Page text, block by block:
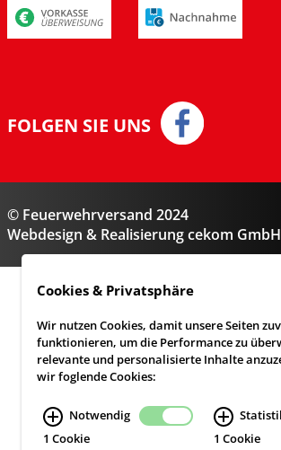
FOLGEN SIE UNS
© Feuerwehrversand 2024
Webdesign & Realisierungcekom GmbH
Cookies & Privatsphäre
Wir nutzen Cookies, damit unsere Seiten
funktionieren, um die Performance zu
relevante und personalisierte Inhalte
wir foglende Cookies:
Notwendig
1 Cookie
1 Cookie